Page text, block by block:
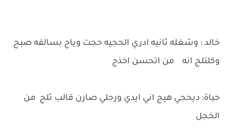
خالد : وشغله ثانيه ادري الحجيه حجت وياج بسالفه صبح
وكلتلج انه من اتحسن اخذج
حياة: ديحجي هيج اني ايدي ورجلي صارن قالب ثلج من
الخجل